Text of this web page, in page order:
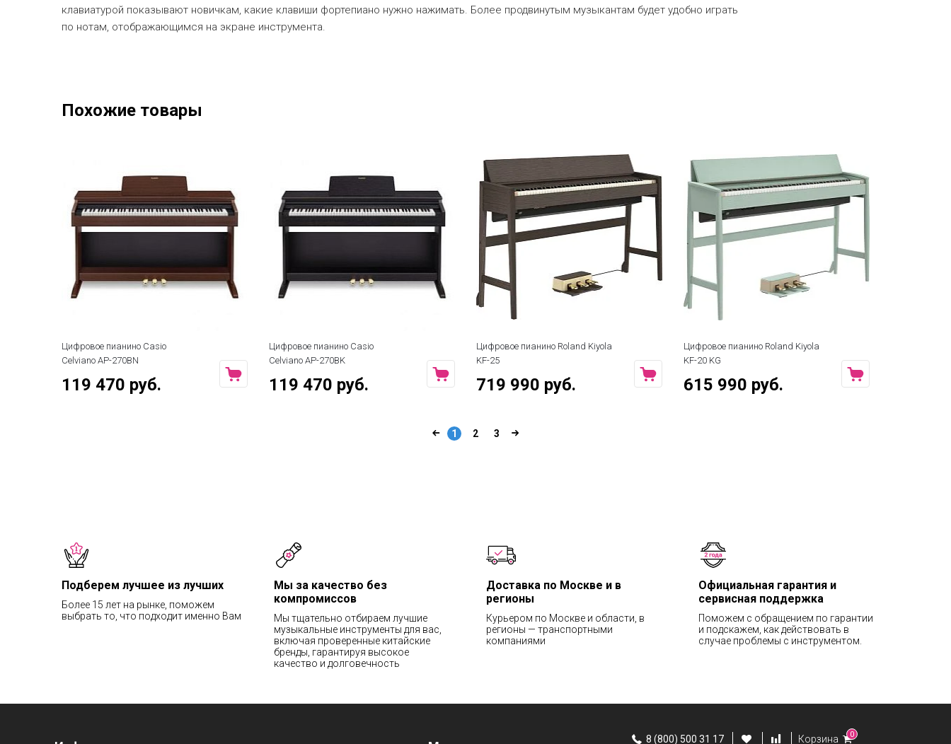
клавиатурой показывают новичкам, какие клавиши фортепиано нужно нажимать. Более продвинутым музыкантам будет удобно играть
по нотам, отображающимся на экране инструмента.
Похожие товары
Цифровое пианино Casio
Celviano AP-270BN
119 470 руб.
Цифровое пианино Casio
Celviano AP-270BK
119 470 руб.
Цифровое пианино Roland Kiyola
KF-25
719 990 руб.
Цифровое пианино Roland Kiyola
KF-20 KG
615 990 руб.
1 2 3
Подберем лучшее из лучших
Более 15 лет на рынке, поможем
выбрать то, что подходит именно Вам
Мы за качество без
компромиссов
Мы тщательно отбираем лучшие
музыкальные инструменты для вас,
включая проверенные китайские
бренды, гарантируя высокое
качество и долговечность
Доставка по Москве и в
регионы
Курьером по Москве и области, в
регионы — транспортными
компаниями
Официальная гарантия и
сервисная поддержка
Поможем с обращением по гарантии
и подскажем, как действовать в
случае проблемы с инструментом.
8 (800) 500 31 17 Корзина 0